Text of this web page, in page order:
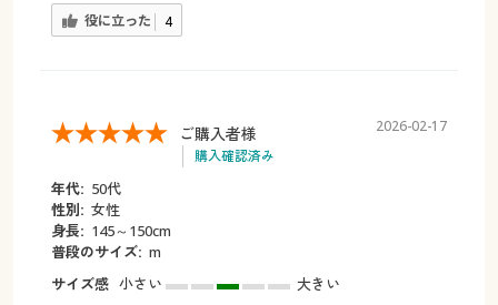
役に立った 4
ご購入者様
購入確認済み
2026-02-17
年代: 50代
性別: 女性
身長: 145～150cm
普段のサイズ: m
サイズ感 小さい
大きい